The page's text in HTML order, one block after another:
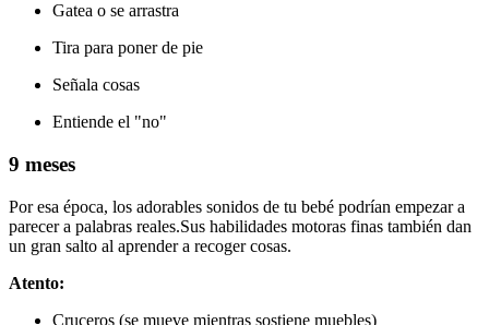
Gatea o se arrastra
Tira para poner de pie
Señala cosas
Entiende el "no"
9 meses
Por esa época, los adorables sonidos de tu bebé podrían empezar a
parecer a palabras reales.Sus habilidades motoras finas también dan
un gran salto al aprender a recoger cosas.
Atento:
Cruceros (se mueve mientras sostiene muebles)